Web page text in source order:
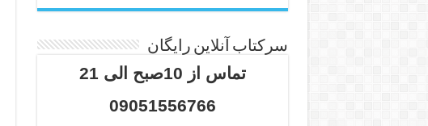
سرکتاب آنلاین رایگان
تماس از 10صبح الی 21
09051556766